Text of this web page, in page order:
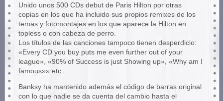
Unido unos 500 CDs debut de Paris Hilton por otras
copias en los que ha incluido sus propios remixes de los
temas y fotomontajes en los que aparece la Hilton en
topless o con cabeza de perro.
Los títulos de las canciones tampoco tienen desperdicio:
«Every CD you buy puts me even further out of your
league», «90% of Success is just Showing up», «Why am I
famous»» etc.
Banksy ha mantenido además el código de barras original
con lo que nadie se da cuenta del cambio hasta el